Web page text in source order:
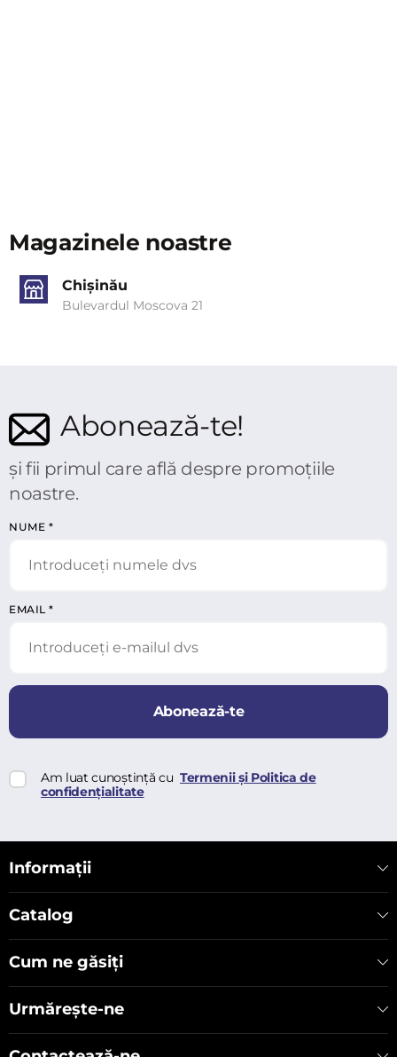
Magazinele noastre
Chișinău
Bulevardul Moscova 21
Abonează-te!
și fii primul care află despre promoțiile
noastre.
NUME *
EMAIL *
Abonează-te
Am luat cunoștință cu Termenii și Politica de
confidențialitate
Informații
Catalog
Cum ne găsiți
Urmărește-ne